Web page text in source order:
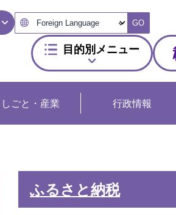
GO
目的別メニュー
しごと・産業 行政情報
ふるさと納税